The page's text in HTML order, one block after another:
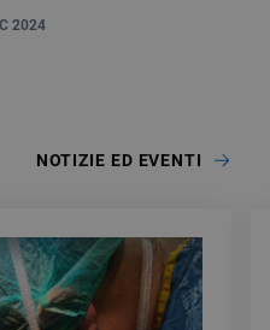
2024
NOTIZIE ED EVENTI